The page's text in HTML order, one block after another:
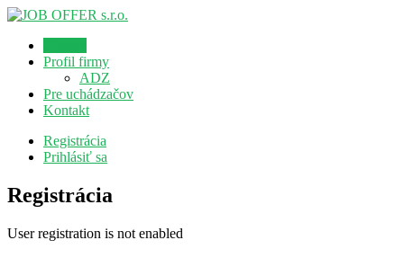
Profil firmy
ADZ
Pre uchádzačov
Kontakt
Registrácia
Prihlásiť sa
Registrácia
User registration is not enabled